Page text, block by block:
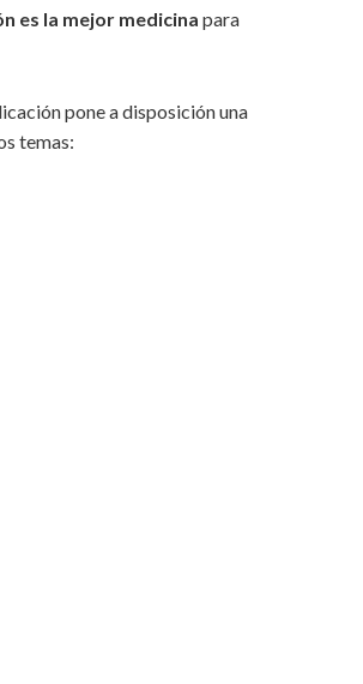
es la mejor medicina para
pone a disposición una
temas: